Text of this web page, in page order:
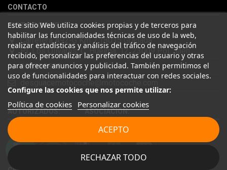
la pieza llegó correcta y bien embalada, además de llegarme 2
CONTACTO
MOTOCOCHE
Carretera A92-G Km 7,18015 Granada
P.I. Los Olivares, C. Huelma, 12, 23009 Pol, Jaén
958285888
desguacemotocoche@motocoche.com
AUTORIZADOS: ASOCIACIÓN:
Este sitio Web utiliza cookies propias y de terceros para
habilitar las funcionalidades técnicas de uso de la web,
realizar estadísticas y análisis del tráfico de navegación
recibido, personalizar las preferencias del usuario y otras
para ofrecer anuncios y publicidad. También permitimos el
uso de funcionalidades para interactuar con redes sociales.
Configure las cookies que nos permite utilizar:
Política de cookies Personalizar cookies
RECHAZAR TODO
ACEPTO